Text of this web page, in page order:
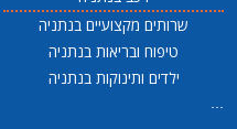
מקצועיים בנתניה
ובריאות בנתניה
ותינוקות בנתניה